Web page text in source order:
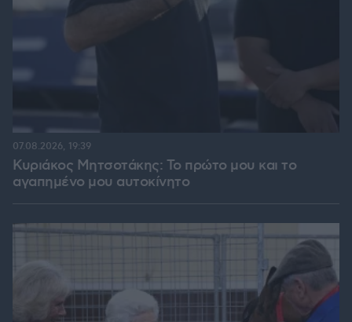
Κυριάκος Μητσοτάκης: Το πρώτο μου και το
αγαπημένο μου αυτοκίνητο
07.08.2026, 19:39